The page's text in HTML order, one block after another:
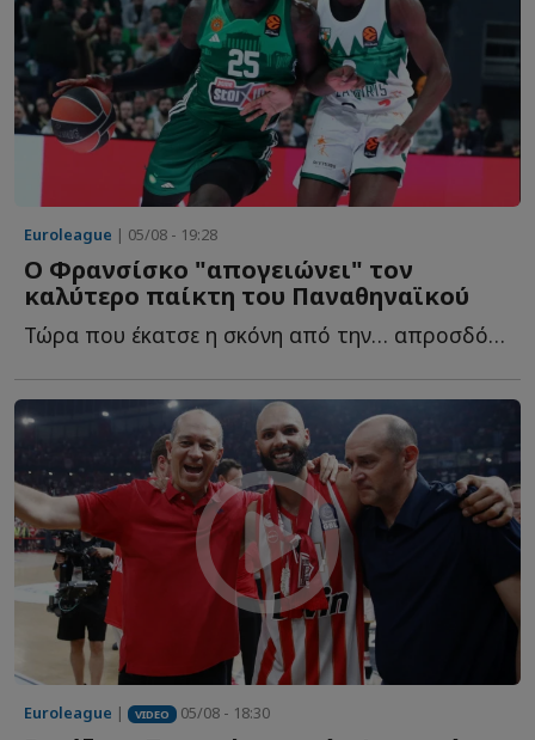
Euroleague | 05/08 - 19:28
Ο Φρανσίσκο "απογειώνει" τον
καλύτερο παίκτη του Παναθηναϊκού
Τώρα που έκατσε η σκόνη από την… απροσδόκητη προσθήκη τ...
Euroleague | VIDEO 05/08 - 18:30